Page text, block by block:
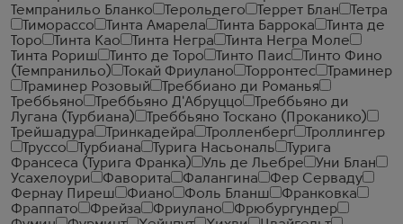
Темпранильо Бланко
Терольдего Террет Блан
Тетра
Тиморассо
Тинта Амарела Тинта Баррока
Тинта де
Торо
Тинта Као Тинта Негра
Тинта Негра Моле
Тинта Рориш
Тинто де Торо Тинто Паис
Тинто Фино
(Темпранильо)
Токай Фриулано Торронтес
Траминер
Траминер Розовый
Треббиано ди Романья
Треббьяно
Треббьяно Д'Абруццо
Треббьяно ди
Лугана (Турбиана)
Треббьяно Тоскано (Проканико)
Трейшадура
Тринкадейра Тролленберг
Троллингер
Труссо
Турбиана Турига Насьональ
Турига
Франсеса (Турига Франка)
Уль де Льебре
Уни Блан
Усахелоури
Фаворита Фалангина
Фер Серваду
Фернау Пиреш
Фиано Фоль Бланш
Франковка
Фраппато
Фрейза Фриулано
Фрюбургундер